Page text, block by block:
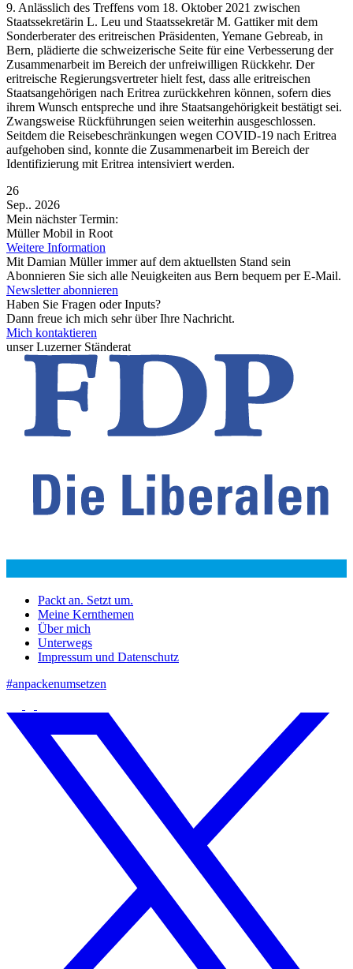
9. Anlässlich des Treffens vom 18. Oktober 2021 zwischen
Staatssekretärin L. Leu und Staatssekretär M. Gattiker mit dem
Sonderberater des eritreischen Präsidenten, Yemane Gebreab, in
Bern, plädierte die schweizerische Seite für eine Verbesserung der
Zusammenarbeit im Bereich der unfreiwilligen Rückkehr. Der
eritreische Regierungsvertreter hielt fest, dass alle eritreischen
Staatsangehörigen nach Eritrea zurückkehren können, sofern dies
ihrem Wunsch entspreche und ihre Staatsangehörigkeit bestätigt sei.
Zwangsweise Rückführungen seien weiterhin ausgeschlossen.
Seitdem die Reisebeschränkungen wegen COVID-19 nach Eritrea
aufgehoben sind, konnte die Zusammenarbeit im Bereich der
Identifizierung mit Eritrea intensiviert werden.
26
Sep.. 2026
Mein nächster Termin:
Müller Mobil in Root
Weitere Information
Mit Damian Müller immer auf dem aktuellsten Stand sein
Abonnieren Sie sich alle Neuigkeiten aus Bern bequem per E-Mail.
Newsletter abonnieren
Haben Sie Fragen oder Inputs?
Dann freue ich mich sehr über Ihre Nachricht.
Mich kontaktieren
unser Luzerner Ständerat
Packt an. Setzt um.
Meine Kernthemen
Über mich
Unterwegs
Impressum und Datenschutz
#anpackenumsetzen